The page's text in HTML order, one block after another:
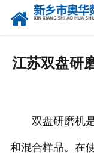
江苏双盘研
双盘研磨机是
和混合样品。在